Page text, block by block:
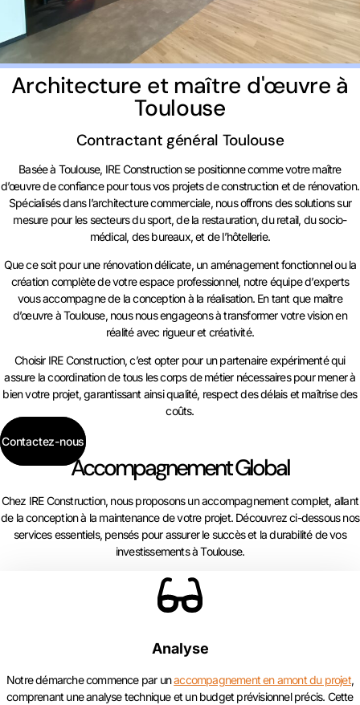
Architecture et maître d'œuvre à
Toulouse
Contractant général Toulouse
Basée à Toulouse, IRE Construction se positionne comme votre maître
d’œuvre de confiance pour tous vos projets de construction et de rénovation.
Spécialisés dans l’architecture commerciale, nous offrons des solutions sur
mesure pour les secteurs du sport, de la restauration, du retail, du socio-
médical, des bureaux, et de l’hôtellerie.
Que ce soit pour une rénovation délicate, un aménagement fonctionnel ou la
création complète de votre espace professionnel, notre équipe d’experts
vous accompagne de la conception à la réalisation. En tant que maître
d’œuvre à Toulouse, nous nous engageons à transformer votre vision en
réalité avec rigueur et créativité.
Choisir IRE Construction, c’est opter pour un partenaire expérimenté qui
assure la coordination de tous les corps de métier nécessaires pour mener à
bien votre projet, garantissant ainsi qualité, respect des délais et maîtrise des
coûts.
Contactez-nous
Accompagnement Global
Chez IRE Construction, nous proposons un accompagnement complet, allant
de la conception à la maintenance de votre projet. Découvrez ci-dessous nos
services essentiels, pensés pour assurer le succès et la durabilité de vos
investissements à Toulouse.
Analyse
Notre démarche commence par unaccompagnement en amont du projet,
comprenant une analyse technique et un budget prévisionnel précis. Cette